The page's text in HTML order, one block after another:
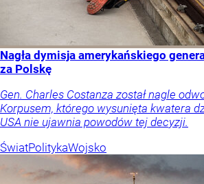
Nagła dymisja amerykańskiego
za Polskę
Gen. Charles Costanza został nagle
Korpusem, którego wysunięta kwatera
USA nie ujawnia powodów tej decyzji.
ŚwiatPolitykaWojsko